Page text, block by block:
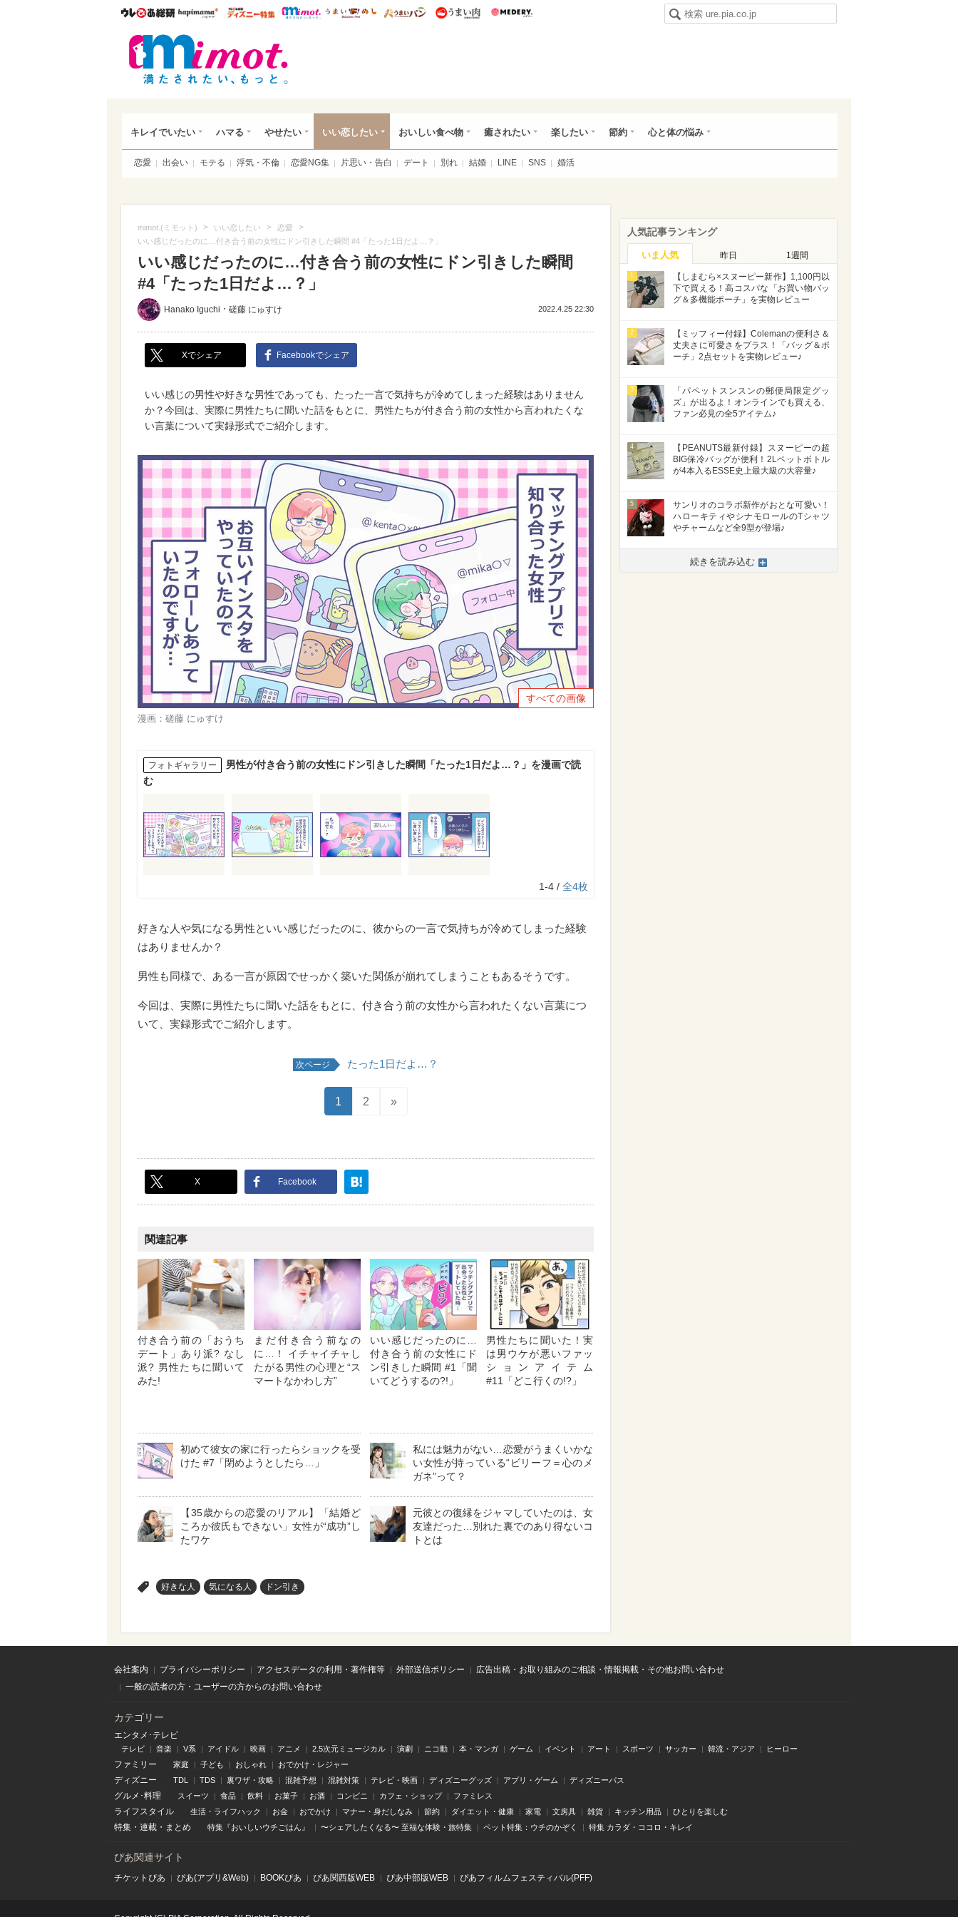
ウレぴあ総研ハピママ* ウレぴあ総研 ディズニー特集
mimot. うまいめし うまいパン うまい肉
キレイでいたい ハマる やせたい いい恋したい おいしい食べ物 癒されたい 楽したい 節約 心と体の悩み
恋愛 出会い モテる 浮気・不倫 恋愛NG集 片思い・告白 デート 別れ 結婚 LINE SNS 婚活
mimot.(ミモット) > いい恋したい > 恋愛 >
いい感じだったのに…付き合う前の女性にドン引きした瞬間 #4「たった1日だよ…？」
いい感じだったのに…付き合う前の女性にドン引きした瞬間
#4「たった1日だよ…？」
Hanako Iguchi ・ 磋藤 にゅすけ 2022.4.25 22:30
Xでシェア Facebookでシェア
いい感じの男性や好きな男性であっても、たった一言で気持ちが冷めてしまった経験はありません
か？今回は、実際に男性たちに聞いた話をもとに、男性たちが付き合う前の女性から言われたくな
い言葉について実録形式でご紹介します。
すべての画像
漫画：磋藤 にゅすけ
フォトギャラリー
男性が付き合う前の女性にドン引きした瞬間「たった1日だよ…？」を漫画で読
む
1-4 / 全4枚
好きな人や気になる男性といい感じだったのに、彼からの一言で気持ちが冷めてしまった経験
はありませんか？
男性も同様で、ある一言が原因でせっかく築いた関係が崩れてしまうこともあるそうです。
今回は、実際に男性たちに聞いた話をもとに、付き合う前の女性から言われたくない言葉につ
いて、実録形式でご紹介します。
次ページ たった1日だよ…？
1 2 »
X Facebook
関連記事
付き合う前の「おうち
デート」あり派? なし
派? 男性たちに聞いて
みた!
まだ付き合う前なの
に…！ イチャイチャし
たがる男性の心理と“ス
マートなかわし方”
いい感じだったのに…
付き合う前の女性にド
ン引きした瞬間 #1「聞
いてどうするの?!」
男性たちに聞いた！実
は男ウケが悪いファッ
ションアイテム
#11「どこ行くの!?」
初めて彼女の家に行ったらショックを受
けた #7「閉めようとしたら…」
私には魅力がない…恋愛がうまくいかな
い女性が持っている“ビリーフ＝心のメ
ガネ”って？
【35歳からの恋愛のリアル】「結婚ど
ころか彼氏もできない」女性が“成功”し
たワケ
元彼との復縁をジャマしていたのは、女
友達だった…別れた裏でのあり得ないコ
トとは
好きな人 気になる人 ドン引き
人気記事ランキング
いま人気 昨日 1週間
1
【しまむら×スヌーピー新作】1,100円以
下で買える！高コスパな「お買い物バッ
グ＆多機能ポーチ」を実物レビュー
2
【ミッフィー付録】Colemanの便利さ＆
丈夫さに可愛さをプラス！「バッグ＆ポ
ーチ」2点セットを実物レビュー♪
3
「パペットスンスンの郵便局限定グッ
ズ」が出るよ！オンラインでも買える、
ファン必見の全5アイテム♪
4
【PEANUTS最新付録】スヌーピーの超
BIG保冷バッグが便利！2Lペットボトル
が4本入るESSE史上最大級の大容量♪
5
サンリオのコラボ新作がおとな可愛い！
ハローキティやシナモロールのTシャツ
やチャームなど全9型が登場♪
続きを読み込む
会社案内 プライバシーポリシー アクセスデータの利用・著作権等 外部送信ポリシー
広告出稿・お取り組みのご相談・情報掲載・その他お問い合わせ
一般の読者の方・ユーザーの方からのお問い合わせ
カテゴリー
エンタメ･テレビ
テレビ 音楽 V系 アイドル 映画 アニメ 2.5次元ミュージカル 演劇 ニコ動 本・マンガ ゲーム イベント アート スポーツ サッカー 韓流・アジア ヒーロー
ファミリー 家庭 子ども おしゃれ おでかけ・レジャー
ディズニー TDL TDS 裏ワザ・攻略 混雑予想 混雑対策 テレビ・映画 ディズニーグッズ アプリ・ゲーム ディズニーパス
グルメ･料理 スイーツ 食品 飲料 お菓子 お酒 コンビニ カフェ・ショップ ファミレス
ライフスタイル 生活・ライフハック お金 おでかけ マナー・身だしなみ 節約 ダイエット・健康 家電 文房具 雑貨 キッチン用品 ひとりを楽しむ
特集 ・ 連載 ・ まとめ 特集『おいしいウチごはん』 〜シェアしたくなる〜 至福な体験・旅特集 ペット特集：ウチのかぞく 特集 カラダ・ココロ・キレイ
ぴあ関連サイト
チケットぴあ ぴあ(アプリ&Web) BOOKぴあ ぴあ関⻄版WEB ぴあ中部版WEB ぴあフィルムフェスティバル(PFF)